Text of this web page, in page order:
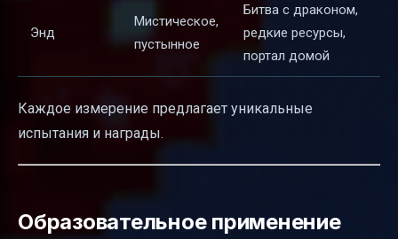
Энд
Мистическое,
пустынное
Битва с драконом,
редкие ресурсы,
портал домой
Каждое измерение предлагает уникальные
испытания и награды.
Образовательное применение